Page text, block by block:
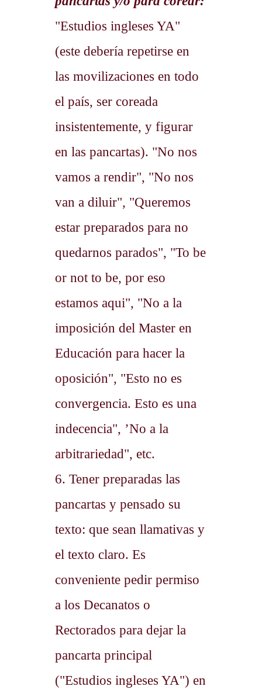
"Estudios ingleses YA"
(este debería repetirse en
las movilizaciones en todo
el país, ser coreada
insistentemente, y figurar
en las pancartas). "No nos
vamos a rendir", "No nos
van a diluir", "Queremos
estar preparados para no
quedarnos parados", "To be
or not to be, por eso
estamos aqui", "No a la
imposición del Master en
Educación para hacer la
oposición", "Esto no es
convergencia. Esto es una
indecencia", ’No a la
arbitrariedad", etc.
6. Tener preparadas las
pancartas y pensado su
texto: que sean llamativas y
el texto claro. Es
conveniente pedir permiso
a los Decanatos o
Rectorados para dejar la
pancarta principal
("Estudios ingleses YA") en